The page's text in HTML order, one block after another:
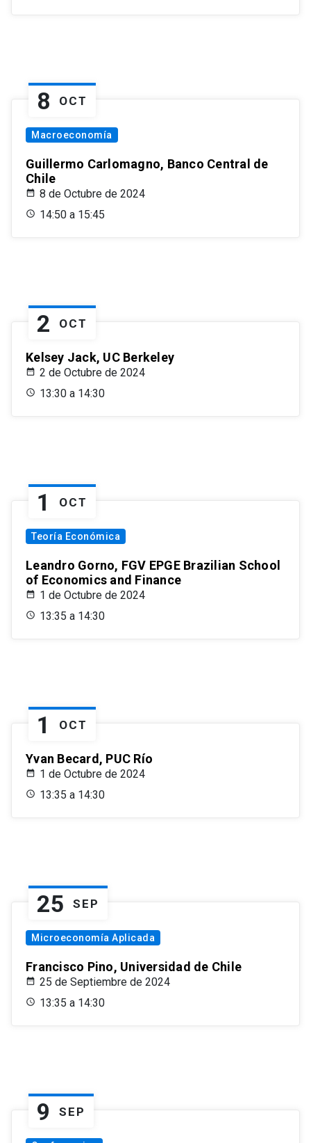
8 OCT
Macroeconomía
Guillermo Carlomagno, Banco Central de
Chile
8 de Octubre de 2024
14:50 a 15:45
2 OCT
Kelsey Jack, UC Berkeley
2 de Octubre de 2024
13:30 a 14:30
1 OCT
Teoría Económica
Leandro Gorno, FGV EPGE Brazilian School
of Economics and Finance
1 de Octubre de 2024
13:35 a 14:30
1 OCT
Yvan Becard, PUC Río
1 de Octubre de 2024
13:35 a 14:30
25 SEP
Microeconomía Aplicada
Francisco Pino, Universidad de Chile
25 de Septiembre de 2024
13:35 a 14:30
9 SEP